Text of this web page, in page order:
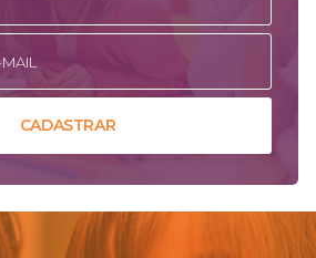
CADASTRAR